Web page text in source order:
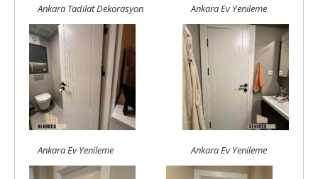
Ankara Tadilat Dekorasyon Ankara Ev Yenileme
Ankara Ev Yenileme Ankara Ev Yenileme